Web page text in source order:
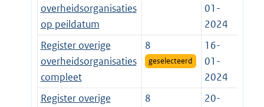
overheidsorganisaties
op peildatum
01-
2024
Register overige
overheidsorganisaties
compleet
8
geselecteerd
16-
01-
2024
Register overige
8
20-